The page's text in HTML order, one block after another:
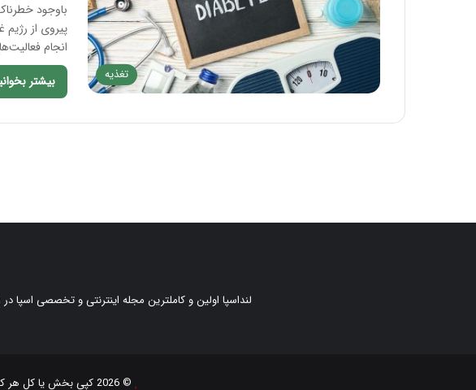
تغذیه
باوجود
پیروی از
انجام
بیشتر
لنداسپا اولین و کاملترین مجله اینترنتی و تخصصی اسپا
© 2026 کپی بخش یا کل هر کدام از مطالب